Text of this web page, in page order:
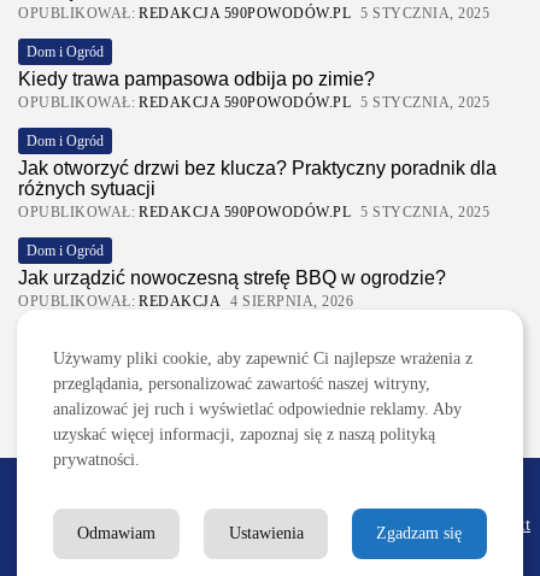
OPUBLIKOWAŁ: REDAKCJA 590POWODÓW.PL 5 STYCZNIA, 2025
Dom i Ogród
Kiedy trawa pampasowa odbija po zimie?
OPUBLIKOWAŁ: REDAKCJA 590POWODÓW.PL 5 STYCZNIA, 2025
Dom i Ogród
Jak otworzyć drzwi bez klucza? Praktyczny poradnik dla
różnych sytuacji
OPUBLIKOWAŁ: REDAKCJA 590POWODÓW.PL 5 STYCZNIA, 2025
Dom i Ogród
Jak urządzić nowoczesną strefę BBQ w ogrodzie?
OPUBLIKOWAŁ: REDAKCJA 4 SIERPNIA, 2026
Lattafa Asad – gdzie kupić?
OPUBLIKOWAŁ: REDAKCJA 3 SIERPNIA, 2026
Redakcja
Reklama/Współpraca Regulamin
Polityka
prywatności
Kontakt
Używamy pliki cookie, aby zapewnić Ci najlepsze wrażenia z
przeglądania, personalizować zawartość naszej witryny,
analizować jej ruch i wyświetlać odpowiednie reklamy. Aby
uzyskać więcej informacji, zapoznaj się z naszą polityką
prywatności.
Zgadzam się
Ustawienia
Odmawiam